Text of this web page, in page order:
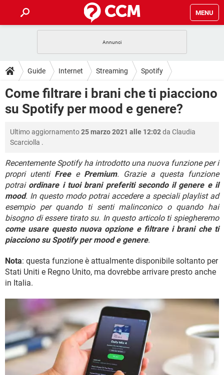
MENU
INTRATTENIMENTO ANDROID
iOS WINDOWS 10
INSTAGRAM WHATSAPP
HARDWARE
GUIDE
COVID-19 GAMING
INTRATTENIMENTO ANDROID
WINDOWS 10
INSTAGRAM WHATSAPP
HARDWARE
DOWNLOAD
COVID-19 GAMING
iOS
INSTAGRAM WHATSAPP
TIKTOK FACEBOOK
HARDWARE
FORUM
COVID-19 GAMING
iOS WINDOWS 10
INSTAGRAM WHATSAPP
TIKTOK FACEBOOK
HARDWARE
GLOSSARIO
COVID-19 GAMING
INTRATTENIMENTO ANDROID
iOS WINDOWS 10
INSTAGRAM WHATSAPP
TIKTOK FACEBOOK
HARDWARE
Guide Internet Streaming Spotify
Come filtrare i brani che ti piacciono
su Spotify per mood e genere?
Ultimo aggiornamento25 marzo 2021 alle 12:02da Claudia
Scarciolla .
Recentemente Spotify ha introdotto una nuova funzione per i
propri utenti Freee Premium. Grazie a questa funzione
potrai ordinare i tuoi brani preferiti secondo il genere e il
mood. In questo modo potrai accedere a speciali playlist ad
esempio per quando ti senti malinconico o quando hai
bisogno di essere tirato su. In questo articolo ti spiegheremo
come usare questo nuova opzione e filtrare i brani che ti
piacciono su Spotify per mood e genere.
Nota: questa funzione è attualmente disponibile soltanto per
Stati Uniti e Regno Unito, ma dovrebbe arrivare presto anche
in Italia.